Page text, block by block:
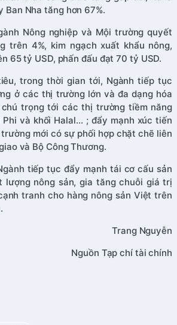
Ban Nha tăng hơn 67%.
Nông nghiệp và Mội trường quyết
trên 4%, kim ngạch xuất khẩu nông,
65 tỷ USD, phấn đấu đạt 70 tỷ USD.
trong thời gian tới, Ngành tiếp tục
ở các thị trường lớn và đa dạng hóa
trọng tới các thị trường tiềm năng
Phi và khối Halal… ; đẩy mạnh xúc tiến
mới có sự phối hợp chặt chẽ liên
và Bộ Công Thương.
tiếp tục đẩy mạnh tái cơ cấu sản
lượng nông sản, gia tăng chuỗi giá trị
tranh cho hàng nông sản Việt trên
Trang Nguyễn
Nguồn Tạp chí tài chính